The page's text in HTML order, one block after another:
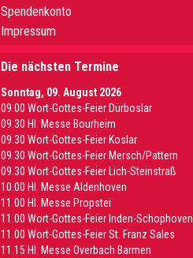
Spendenkonto
Impressum
Die nächsten Termine
Sonntag, 09. August 2026
09.00 Wort-Gottes-Feier Dürboslar
09.30 HI. Messe Bourheim
09.30 Wort-Gottes-Feier Koslar
09.30 Wort-Gottes-Feier Mersch/Pattern
09.30 Wort-Gottes-Feier Lich-Steinstraß
10.00 Hl. Messe Aldenhoven
11.00 Hl. Messe Propstei
11.00 Wort-Gottes-Feier Inden-Schophoven
11.00 Wort-Gottes-Feier St. Franz Sales
11.15 Hl. Messe Overbach Barmen